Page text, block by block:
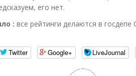
его нет.
: все рейтинги делаются в
Twitter Google+ LiveJournal